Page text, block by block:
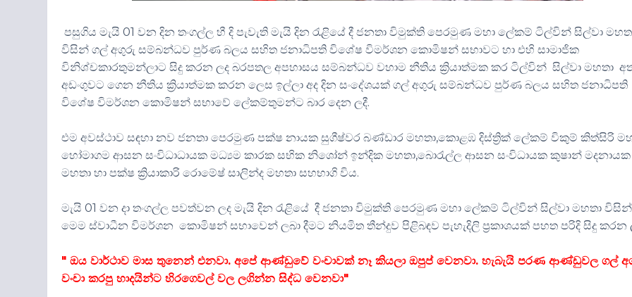
පසුගිය මැයි 01 වන දින තංගල්ල හී දි පැවැති මැයි දින රැළියේ දී ජනතා විමුක්ති පෙරමුණ මහා ලේකම් ටිල්වින් සිල්වා
විසින් ගල් අගුරු සම්බන්ධව පුර්ණ බලය සහිත ජනාධිපති විශේෂ විමර්ශන කොමිෂන් සභාවට හා එහි සාමාජික
විනිශ්චකාරතුමන්ලාට සිදු කරන ලද බරපතල අපහාසය සම්බන්ධව වහාම නීතිය ක්‍රියාත්මක කර ටිල්වින් සිල්වා මහතා
අඩංගුවට ගෙන නීතිය ක්‍රියාත්මක කරන ලෙස ඉල්ලා අද දින සංදේශයක් ගල් අගුරු සම්බන්ධව පුර්ණ බලය සහිත ජනාධිපති
විශේෂ විමර්ශන කොමිෂන් සභාවේ ලේකම්තුමන්ට බාර දෙන ලදී.
එම අවස්ථාව සඳහා නව ජනතා පෙරමුණ පක්ෂ නායක සුගීෂ්වර බණ්ඩාර මහතා,කොළඹ දිස්ත්‍රික් ලේකම් විකුම් කිත්සිරි
හෝමාගම ආසන සංවිධාධායක මධ්‍යම කාරක සභික නිශෝන් ඉන්දික මහතා,බොරැල්ල ආසන සංවිධායක කුෂාන් මදනායක
මහතා හා පක්ෂ ක්‍රියාකාරි රොමේෂ් සාලින්ද මහතා සහභාගි විය.
මැයි 01 වන දා තංගල්ල පවත්වන ලද මැයි දින රැළියේ දී ජනතා විමුක්ති පෙරමුණ මහා ලේකම් ටිල්වින් සිල්වා මහතා විසින්
මෙම ස්වාධීන විමර්ශන කොමිෂන් සභාවෙන් ලබා දීමට නියමිත තීන්දුව පිළිබඳව පැහැදිලි ප්‍රකාශයක් පහත පරිදි සිදු කරන
" ඔය වාර්ථාව මාස තුනෙන් එනවා. අපේ ආණ්ඩුවේ වංචාවක් නෑ කියලා ඔපුප් වෙනවා. හැබැයි පරණ ආණ්ඩුවල ගල්
වංචා කරපු හාදයින්ට හිරගෙවල් වල ලගින්න සිද්ධ වෙනවා"